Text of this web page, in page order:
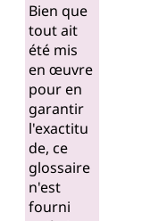
Bien que
tout ait
été mis
en œuvre
pour en
garantir
l'exactitu
de, ce
glossaire
n'est
fourni